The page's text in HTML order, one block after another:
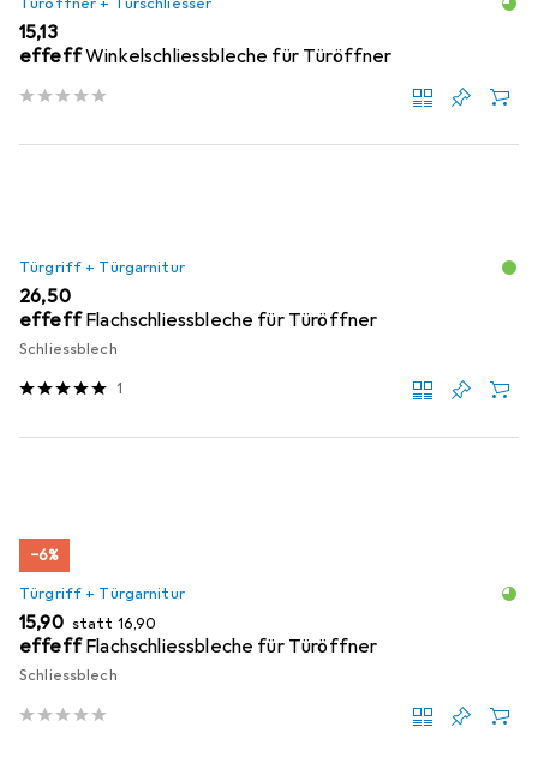
EUR
15,13
effeffWinkelschliessbleche für Türöffner
Türgriff + Türgarnitur
EUR
26,50
effeff Flachschliessbleche für Türöffner
Schliessblech
1
−6%
Türgriff + Türgarnitur
EUR
15,90 statt EUR
16,90
effeff Flachschliessbleche für Türöffner
Schliessblech